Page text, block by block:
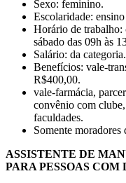
Sexo: feminino.
Escolaridade:
Horário de trabalho:
sábado das 09h às
Salário: da categoria.
Benefícios: vale-
R$400,00.
vale-farmácia,
convênio com
faculdades.
Somente moradores
ASSISTENTE DE
PARA PESSOAS COM